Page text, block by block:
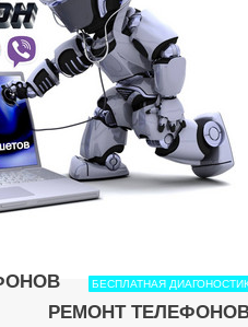
РЕМОНТ
БЕСПЛАТНАЯ